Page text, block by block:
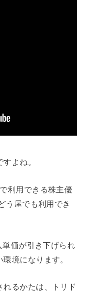
よね。
利用できる株主優
う屋でも利用でき
価が引き下げられ
境になります。
るかたは、トリド